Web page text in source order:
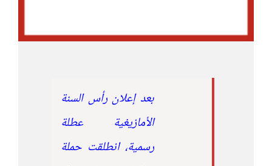
بعد إعلان رأس السنة
الأمازيغية عطلة
رسمية، انطلقت حملة